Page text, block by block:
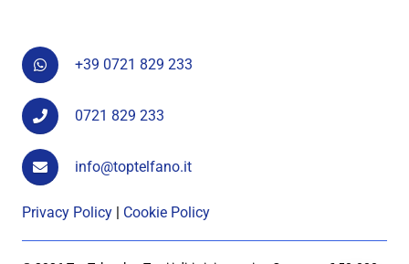
+39 0721 829 233
0721 829 233
info@toptelfano.it
Privacy Policy | Cookie Policy